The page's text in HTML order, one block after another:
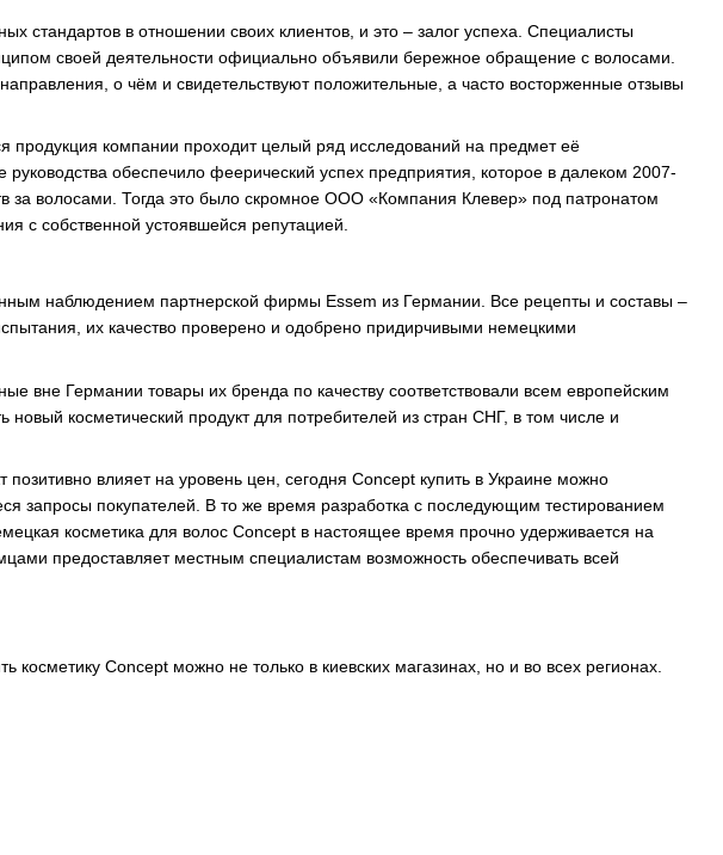
стандартов в отношении своих клиентов, и это – залог успеха. Специалисты
своей деятельности официально объявили бережное обращение с волосами.
о чём и свидетельствуют положительные, а часто восторженные отзывы
продукция компании проходит целый ряд исследований на предмет её
обеспечило феерический успех предприятия, которое в далеком 2007-
за волосами. Тогда это было скромное ООО «Компания Клевер» под патронатом
с собственной устоявшейся репутацией.
наблюдением партнерской фирмы Essem из Германии. Все рецепты и составы –
их качество проверено и одобрено придирчивыми немецкими
вне Германии товары их бренда по качеству соответствовали всем европейским
косметический продукт для потребителей из стран СНГ, в том числе и
влияет на уровень цен, сегодня Concept купить в Украине можно
запросы покупателей. В то же время разработка с последующим тестированием
косметика для волос Concept в настоящее время прочно удерживается на
предоставляет местным специалистам возможность обеспечивать всей
косметику Concept можно не только в киевских магазинах, но и во всех регионах.